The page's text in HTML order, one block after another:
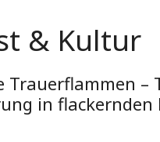
& Kultur
Trauerflammen –
in flackernden